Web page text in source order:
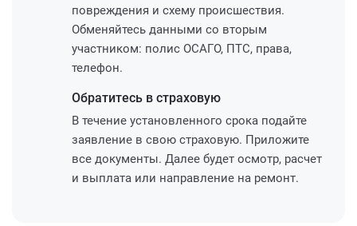
повреждения и схему происшествия.
Обменяйтесь данными со вторым
участником: полис ОСАГО, ПТС, права,
телефон.
Обратитесь в страховую
В течение установленного срока подайте
заявление в свою страховую. Приложите
все документы. Далее будет осмотр, расчет
и выплата или направление на ремонт.